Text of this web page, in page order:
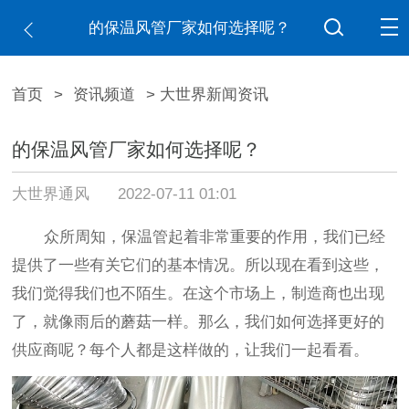
的保温风管厂家如何选择呢？
首页 > 资讯频道 > 大世界新闻资讯
的保温风管厂家如何选择呢？
大世界通风 2022-07-11 01:01
众所周知，保温管起着非常重要的作用，我们已经
提供了一些有关它们的基本情况。所以现在看到这些，
我们觉得我们也不陌生。在这个市场上，制造商也出现
了，就像雨后的蘑菇一样。那么，我们如何选择更好的
供应商呢？每个人都是这样做的，让我们一起看看。